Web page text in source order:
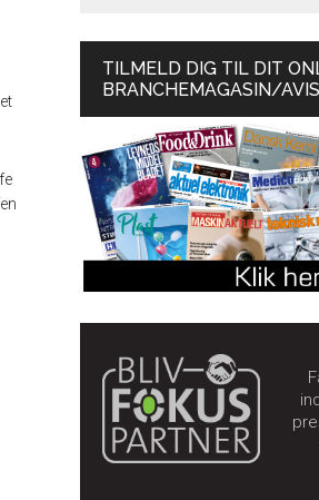
TILMELD DIG TIL DIT
BRANCHEMAGASIN/AVIS